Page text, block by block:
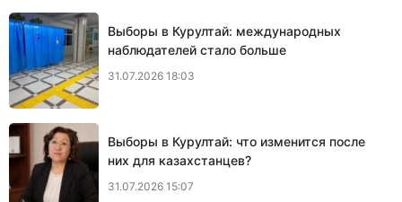
Выборы в Курултай: международных
наблюдателей стало больше
31.07.2026 18:03
Выборы в Курултай: что изменится после
них для казахстанцев?
31.07.2026 15:07